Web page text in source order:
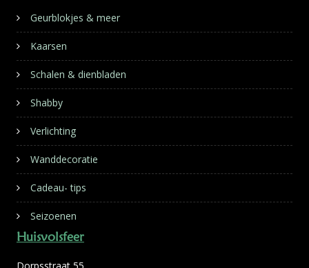
Geurblokjes & meer
Kaarsen
Schalen & dienbladen
Shabby
Verlichting
Wanddecoratie
Cadeau- tips
Seizoenen
Huisvolsfeer
Dorpsstraat 55